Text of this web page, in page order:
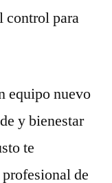
control para
equipo nuevo
y bienestar
te
de